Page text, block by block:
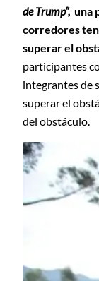
de Trump”, una
corredores
superar el
participantes
integrantes de
superar el
del obstáculo.